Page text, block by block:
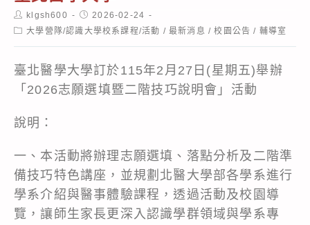
Post
author:
klgsh600
Post
published:
2026-02-24
Post大學營隊/認識大學校系課程/活動 / 最新消息 / 校園公告 / 輔導室
臺北醫學大學訂於115年2月27日(星期五)舉辦
「2026志願選填暨二階技巧說明會」活動
說明：
一、本活動將辦理志願選填、落點分析及二階準
備技巧特色講座，並規劃北醫大學部各學系進行
學系介紹與醫事體驗課程，透過活動及校園導
覽，讓師生家長更深入認識學群領域與學系專